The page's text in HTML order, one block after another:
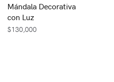
Mándala Decorativa
con Luz
$130,000